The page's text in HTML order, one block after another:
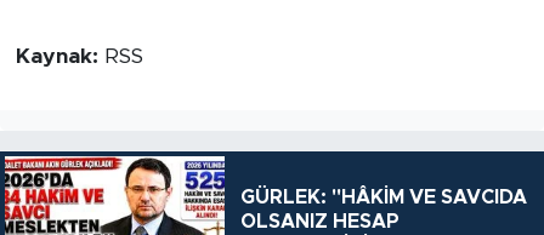
Kaynak: RSS
GÜRLEK: "HÂKİM VE SAVCIDA
OLSANIZ HESAP